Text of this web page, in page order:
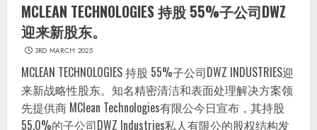
MCLEAN TECHNOLOGIES 持股 55%子公司DWZ
迎来新股东。
3RD MARCH 2025
MCLEAN TECHNOLOGIES 持股 55%子公司DWZ INDUSTRIES迎
来新战略性股东。知名精密清洁和表面处理解决方案领
先提供商 MClean Technologies有限公今日宣布，其持股
55.0%的子公司DWZ Industries私人有限公的股权结构发